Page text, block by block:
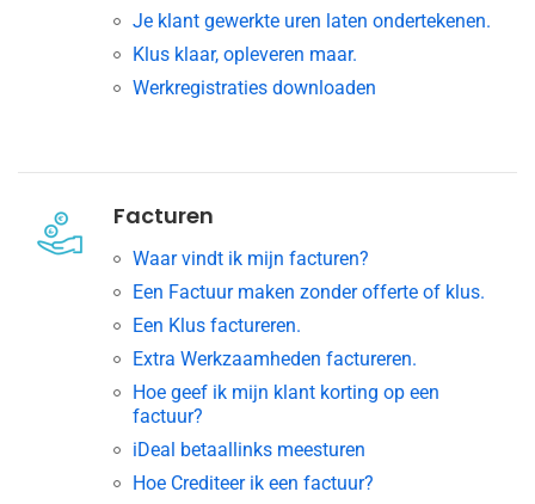
Je klant gewerkte uren laten ondertekenen.
Klus klaar, opleveren maar.
Werkregistraties downloaden
Facturen
Waar vindt ik mijn facturen?
Een Factuur maken zonder offerte of klus.
Een Klus factureren.
Extra Werkzaamheden factureren.
Hoe geef ik mijn klant korting op een
factuur?
iDeal betaallinks meesturen
Hoe Crediteer ik een factuur?